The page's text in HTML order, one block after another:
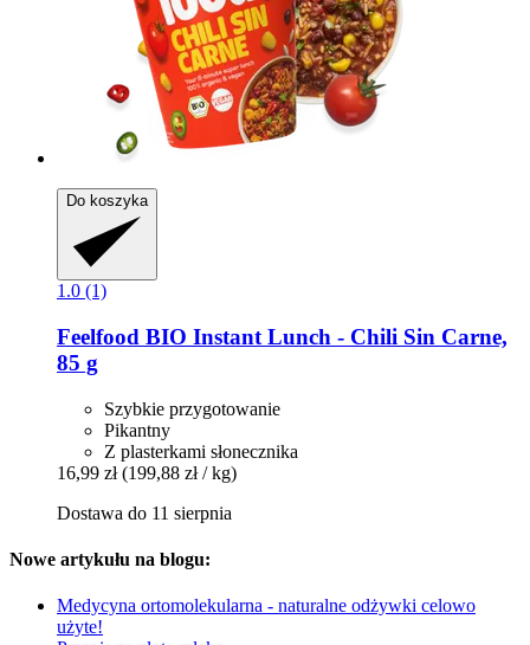
Do koszyka
1.0 (1)
Feelfood BIO Instant Lunch -​ Chili Sin Carne,
85 g
Szybkie przygotowanie
Pikantny
Z plasterkami słonecznika
16,99 zł (199,88 zł / kg)
Dostawa do 11 sierpnia
Nowe artykułu na blogu:
Medycyna ortomolekularna - naturalne odżywki celowo
użyte!